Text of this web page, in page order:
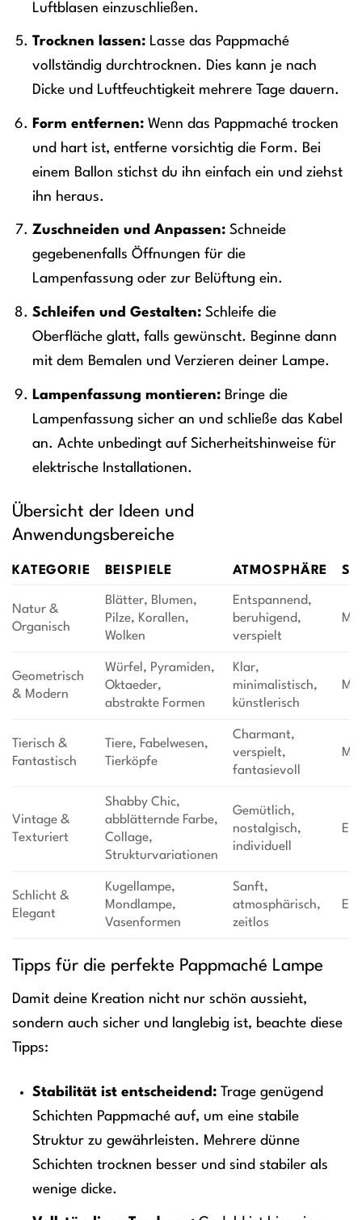
Luftblasen einzuschließen.
Trocknen lassen:Lasse das Pappmaché
vollständig durchtrocknen. Dies kann je nach
Dicke und Luftfeuchtigkeit mehrere Tage dauern.
Form entfernen:Wenn das Pappmaché trocken
und hart ist, entferne vorsichtig die Form. Bei
einem Ballon stichst du ihn einfach ein und ziehst
ihn heraus.
Zuschneiden und Anpassen:Schneide
gegebenenfalls Öffnungen für die
Lampenfassung oder zur Belüftung ein.
Schleifen und Gestalten:Schleife die
Oberfläche glatt, falls gewünscht. Beginne dann
mit dem Bemalen und Verzieren deiner Lampe.
Lampenfassung montieren:Bringe die
Lampenfassung sicher an und schließe das Kabel
an. Achte unbedingt auf Sicherheitshinweise für
elektrische Installationen.
Übersicht der Ideen und
Anwendungsbereiche
KATEGORIE BEISPIELE ATMOSPHÄRE
Natur &
Organisch
Blätter, Blumen,
Pilze, Korallen,
Wolken
Entspannend,
beruhigend,
verspielt
Geometrisch
& Modern
Würfel, Pyramiden,
Oktaeder,
abstrakte Formen
Klar,
minimalistisch,
künstlerisch
Tierisch &
Fantastisch
Tiere, Fabelwesen,
Tierköpfe
Charmant,
verspielt,
fantasievoll
Vintage &
Texturiert
Shabby Chic,
abblätternde Farbe,
Collage,
Strukturvariationen
Gemütlich,
nostalgisch,
individuell
Schlicht &
Elegant
Kugellampe,
Mondlampe,
Vasenformen
Sanft,
atmosphärisch,
zeitlos
Tipps für die perfekte Pappmaché Lampe
Damit deine Kreation nicht nur schön aussieht,
sondern auch sicher und langlebig ist, beachte diese
Tipps:
Stabilität ist entscheidend:Trage genügend
Schichten Pappmaché auf, um eine stabile
Struktur zu gewährleisten. Mehrere dünne
Schichten trocknen besser und sind stabiler als
wenige dicke.